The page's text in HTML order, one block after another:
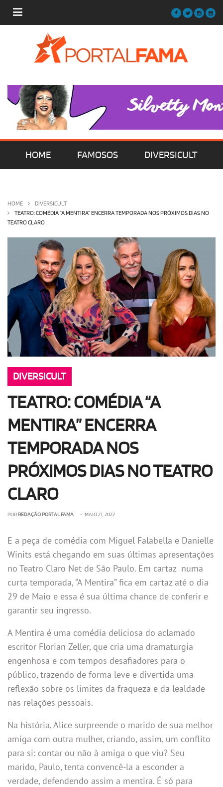
HOME FAMOSOS DIVERSICULT
OLHA ISSO! EU QUERO!
HOME
DIVERSICULT
TEATRO: COMÉDIA “A MENTIRA” ENCERRA TEMPORADA NOS PRÓXIMOS DIAS NO
TEATRO CLARO
DIVERSICULT
TEATRO: COMÉDIA “A
MENTIRA” ENCERRA
TEMPORADA NOS
PRÓXIMOS DIAS NO TEATRO
CLARO
POR REDAÇÃO PORTAL FAMA • MAIO 21, 2022
E a peça de comédia com Miguel Falabella e Danielle
Winits está chegando em suas últimas apresentações
no Teatro Claro Net de São Paulo. Em cartaz numa
curta temporada, “A Mentira” fica em cartaz até o dia
29 de Maio e essa é sua última chance de conferir e
garantir seu ingresso.
A Mentira é uma comédia deliciosa do aclamado
escritor Florian Zeller, que cria uma dramaturgia
engenhosa e com tempos desafiadores para o
público, trazendo de forma leve e divertida uma
reflexão sobre os limites da fraqueza e da lealdade
nas relações pessoais.
Na história, Alice surpreende o marido de sua melhor
amiga com outra mulher, criando, assim, um conflito
para si: contar ou não à amiga o que viu? Seu
marido, Paulo, tenta convencê-la a esconder a
verdade, defendendo assim a mentira. É só para